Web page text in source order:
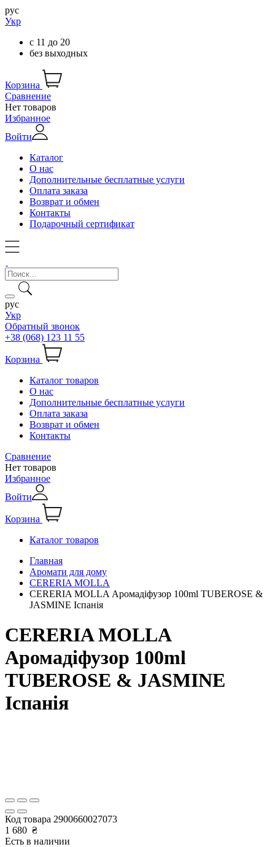
рус
Укр
с 11 до 20
без выходных
Корзина
Сравнение
Нет товаров
Избранное
Войти
Каталог
О нас
Дополнительные бесплатные услуги
Оплата заказа
Возврат и обмен
Контакты
Подарочный сертификат
рус
Укр
Обратный звонок
+38 (068) 123 11 55
Корзина
Каталог товаров
О нас
Дополнительные бесплатные услуги
Оплата заказа
Возврат и обмен
Контакты
Сравнение
Нет товаров
Избранное
Войти
Корзина
Каталог товаров
Главная
Аромати для дому
CERERIA MOLLA
CERERIA MOLLA Аромадіфузор 100ml TUBEROSE &
JASMINE Іспанія
CERERIA MOLLA
Аромадіфузор 100ml
TUBEROSE & JASMINE
Іспанія
Код товара 2900660027073
1 680 ₴
Есть в наличии